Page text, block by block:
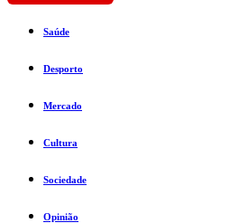
Saúde
Desporto
Mercado
Cultura
Sociedade
Opinião